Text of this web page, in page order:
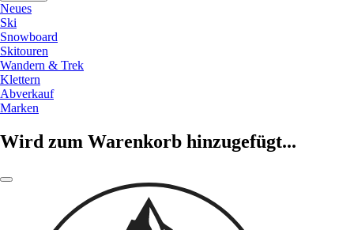
Neues
Ski
Snowboard
Skitouren
Wandern & Trek
Klettern
Abverkauf
Marken
Wird zum Warenkorb hinzugefügt...